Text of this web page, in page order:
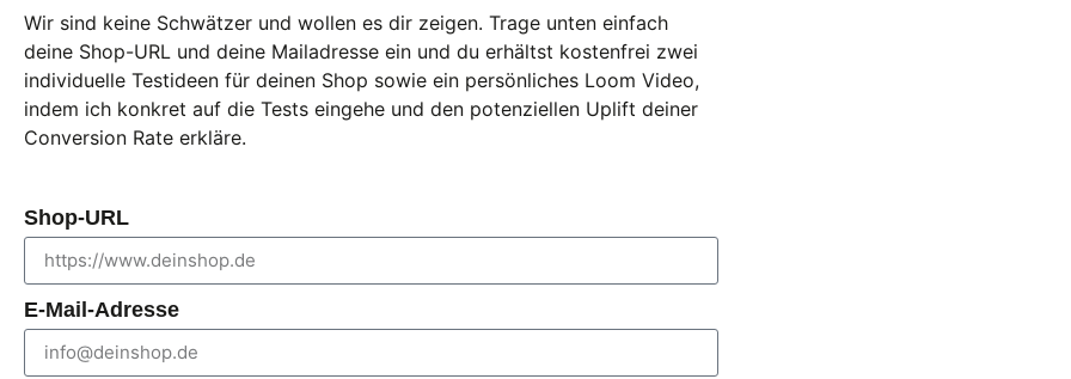
Wir sind keine Schwätzer und wollen es dir zeigen. Trage unten einfach
deine Shop-URL und deine Mailadresse ein und du erhältst kostenfrei zwei
individuelle Testideen für deinen Shop sowie ein persönliches Loom Video,
indem ich konkret auf die Tests eingehe und den potenziellen Uplift deiner
Conversion Rate erkläre.
Shop-URL
E-Mail-Adresse